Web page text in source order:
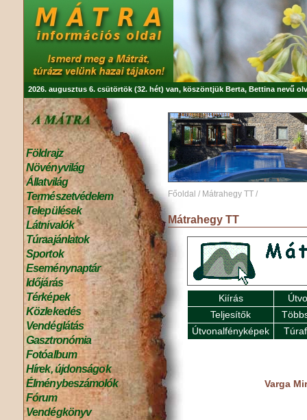
2026. augusztus 6. csütörtök (32. hét) van, köszöntjük Berta, Bettina nevű
Földrajz
Növényvilág
Állatvilág
Természetvédelem
Települések
Látnivalók
Túraajánlatok
Sportok
Eseménynaptár
Időjárás
Térképek
Közlekedés
Vendéglátás
Gasztronómia
Fotóalbum
Hírek, újdonságok
Élménybeszámolók
Fórum
Vendégkönyv
Főoldal / Mátrahegy TT /
Mátrahegy TT
Kiírás
Teljesítők
Útvonalfényképek
Varga